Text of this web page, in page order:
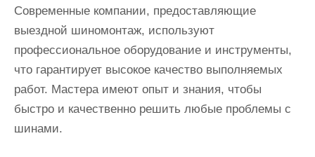
Современные компании, предоставляющие
выездной шиномонтаж, используют
профессиональное оборудование и инструменты,
что гарантирует высокое качество выполняемых
работ. Мастера имеют опыт и знания, чтобы
быстро и качественно решить любые проблемы с
шинами.